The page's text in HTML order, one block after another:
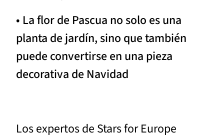
• La flor de Pascua no solo es una
planta de jardín, sino que también
puede convertirse en una pieza
decorativa de Navidad
Los expertos de Stars for Europe